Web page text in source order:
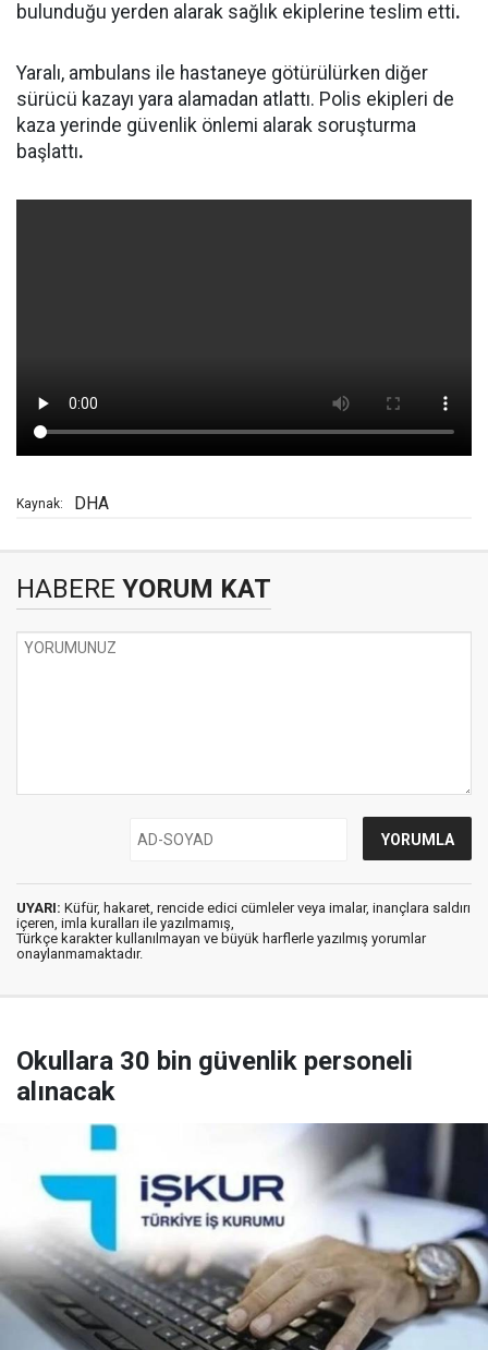
bulunduğu yerden alarak sağlık ekiplerine teslim etti.
Yaralı, ambulans ile hastaneye götürülürken diğer
sürücü kazayı yara alamadan atlattı. Polis ekipleri de
kaza yerinde güvenlik önlemi alarak soruşturma
başlattı.
Kaynak: DHA
HABERE YORUM KAT
UYARI: Küfür, hakaret, rencide edici cümleler veya imalar, inançlara saldırı
içeren, imla kuralları ile yazılmamış,
Türkçe karakter kullanılmayan ve büyük harflerle yazılmış yorumlar
onaylanmamaktadır.
Okullara 30 bin güvenlik personeli
alınacak